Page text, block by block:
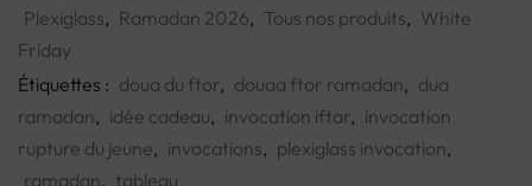
Plexiglass, Ramadan 2026, Tous nos produits, White
Friday
Étiquettes : doua du ftor, douaa ftor ramadan, dua
ramadan, idée cadeau, invocation iftar, invocation
rupture du jeune, invocations, plexiglass invocation,
ramadan, tableau